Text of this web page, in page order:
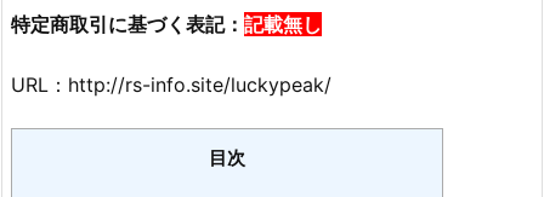
特定商取引に基づく表記： 記載無し
URL：http://rs-info.site/luckypeak/
目次